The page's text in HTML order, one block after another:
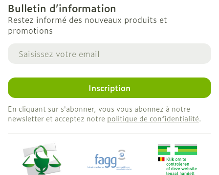
Bulletin d’information
Restez informé des nouveaux produits et
promotions
Adresse mail
Inscription
En cliquant sur s'abonner, vous vous abonnez à notre
newsletter et acceptez notre politique de confidentialité.